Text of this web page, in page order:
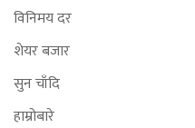
विनिमय दर
शेयर बजार
सुन चाँदि
हाम्रोबारे